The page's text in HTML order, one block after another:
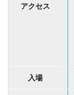
アクセス
入場